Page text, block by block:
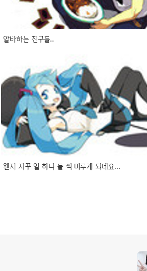
알바하는 친구들..
왠지 자꾸 일 하나 둘 씩 미루게 되네요...